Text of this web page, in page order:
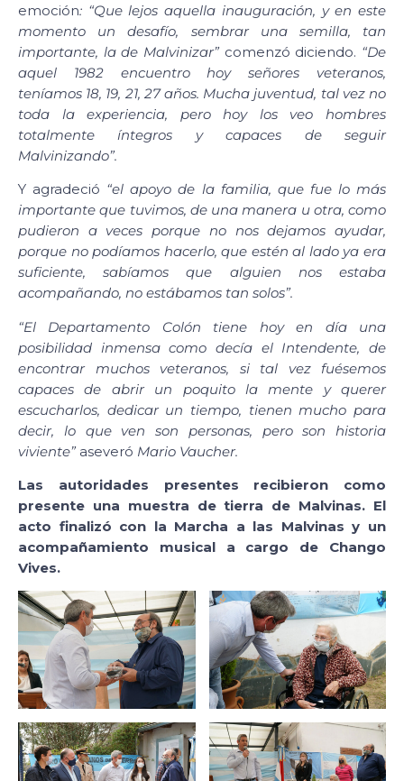
emoción: “Que lejos aquella inauguración, y en este
momento un desafío, sembrar una semilla, tan
importante, la de Malvinizar”comenzó diciendo. “De
aquel 1982 encuentro hoy señores veteranos,
teníamos 18, 19, 21, 27 años. Mucha juventud, tal vez no
toda la experiencia, pero hoy los veo hombres
totalmente íntegros y capaces de seguir
Malvinizando”.
Y agradeció “el apoyo de la familia, que fue lo más
importante que tuvimos, de una manera u otra, como
pudieron a veces porque no nos dejamos ayudar,
porque no podíamos hacerlo, que estén al lado ya era
suficiente, sabíamos que alguien nos estaba
acompañando, no estábamos tan solos”.
“El Departamento Colón tiene hoy en día una
posibilidad inmensa como decía el Intendente, de
encontrar muchos veteranos, si tal vez fuésemos
capaces de abrir un poquito la mente y querer
escucharlos, dedicar un tiempo, tienen mucho para
decir, lo que ven son personas, pero son historia
viviente”aseveró Mario Vaucher.
Las autoridades presentes recibieron como
presente una muestra de tierra de Malvinas. El
acto finalizó con la Marcha a las Malvinas y un
acompañamiento musical a cargo de Chango
Vives.